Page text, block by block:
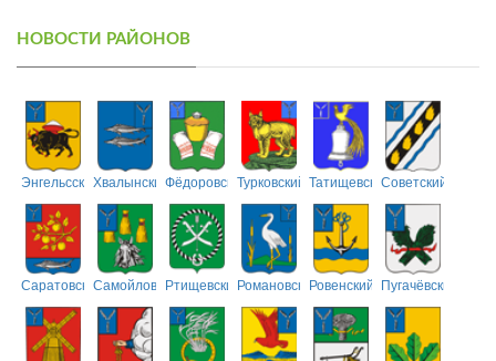
НОВОСТИ РАЙОНОВ
ЭнгельсскийХвалынскийФёдоровскийТурковский ТатищевскийСоветский
СаратовскийСамойловскийРтищевскийРомановскийРовенский Пугачёвский